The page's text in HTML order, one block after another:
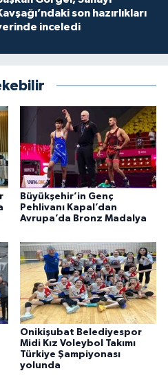
son hazırlıkları
inceledi
Büyükşehir’in Genç
Pehlivanı Kapal’dan
Avrupa’da Bronz Madalya
Onikişubat Belediyespor
Midi Kız Voleybol Takımı
Türkiye Şampiyonası
yolunda